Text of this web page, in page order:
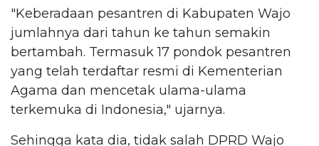
"Keberadaan pesantren di Kabupaten Wajo
jumlahnya dari tahun ke tahun semakin
bertambah. Termasuk 17 pondok pesantren
yang telah terdaftar resmi di Kementerian
Agama dan mencetak ulama-ulama
terkemuka di Indonesia," ujarnya.
Sehingga kata dia, tidak salah DPRD Wajo